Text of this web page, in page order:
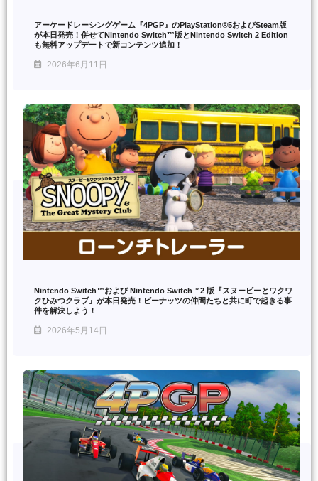
アーケードレーシングゲーム『4PGP』のPlayStation®5およびSteam版
が本日発売！併せてNintendo Switch™版とNintendo Switch 2 Edition
も無料アップデートで新コンテンツ追加！
2026年6月11日
Nintendo Switch™および Nintendo Switch™2 版『スヌーピーとワクワ
クひみつクラブ』が本日発売！ピーナッツの仲間たちと共に町で起きる事
件を解決しよう！
2026年5月14日